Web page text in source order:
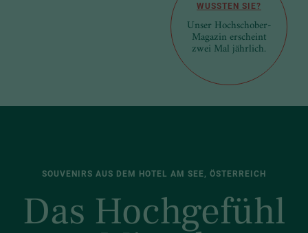
WUSSTEN SIE?
Unser Hochschober-
Magazin erscheint
zwei Mal jährlich.
SOUVENIRS AUS DEM HOTEL AM SEE, ÖSTERREICH
Das Hochgefühl